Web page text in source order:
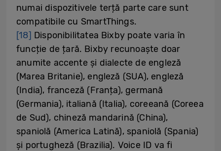
numai dispozitivele terță parte care sunt
compatibile cu SmartThings.
[18] Disponibilitatea Bixby poate varia în
funcție de țară. Bixby recunoaște doar
anumite accente și dialecte de engleză
(Marea Britanie), engleză (SUA), engleză
(India), franceză (Franța), germană
(Germania), italiană (Italia), coreeană (Coreea
de Sud), chineză mandarină (China),
spaniolă (America Latină), spaniolă (Spania)
și portugheză (Brazilia). Voice ID va fi